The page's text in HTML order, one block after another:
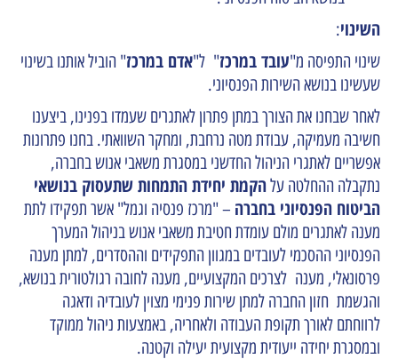
השינוי:
שינוי התפיסה מ"עובד במרכז" ל"אדם במרכז" הוביל אותנו בשינוי
שעשינו בנושא השירות הפנסיוני.
לאחר שבחנו את הצורך במתן פתרון לאתגרים שעמדו בפנינו, ביצענו
חשיבה מעמיקה, עבודת מטה נרחבת, ומחקר השוואתי. בחנו פתרונות
אפשריים לאתגרי הניהול החדשני במסגרת משאבי אנוש בחברה,
נתקבלה ההחלטה עלהקמת יחידת התמחות שתעסוק בנושאי
הביטוח הפנסיוני בחברה – "מרכז פנסיה וגמל" אשר תפקידו לתת
מענה לאתגרים מולם עומדת חטיבת משאבי אנוש בניהול המערך
הפנסיוני ההסכמי לעובדים במגוון התפקידים וההסדרים, למתן מענה
פרסונאלי, מענה לצרכים המקצועיים, מענה לחובה רגולטורית בנושא,
והגשמת חזון החברה למתן שירות פנימי מצוין לעובדיה ודאגה
לרווחתם לאורך תקופת העבודה ולאחריה, באמצעות ניהול ממוקד
ובמסגרת יחידה ייעודית מקצועית יעילה וקטנה.